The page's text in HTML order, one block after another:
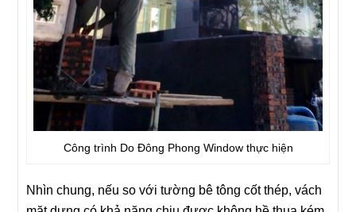
Công trình Do Đông Phong Window thực hiện
Nhìn chung, nếu so với tường bê tông cốt thép, vách